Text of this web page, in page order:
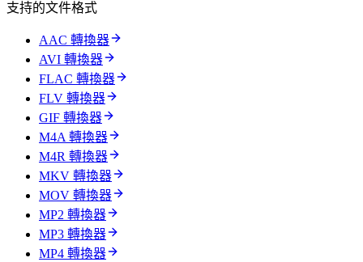
支持的文件格式
AAC 轉換器
AVI 轉換器
FLAC 轉換器
FLV 轉換器
GIF 轉換器
M4A 轉換器
M4R 轉換器
MKV 轉換器
MOV 轉換器
MP2 轉換器
MP3 轉換器
MP4 轉換器